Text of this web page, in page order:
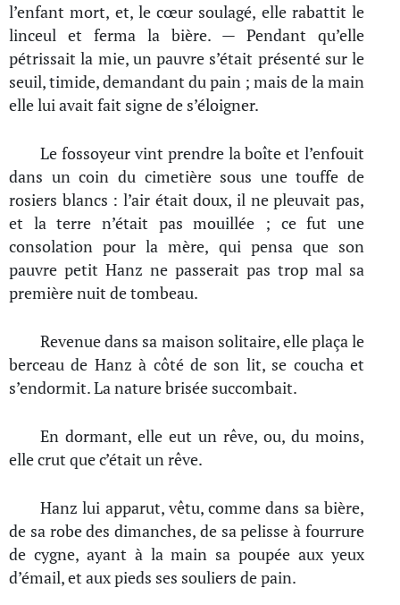
l’enfant mort, et, le cœur soulagé, elle rabattit le
linceul et ferma la bière. — Pendant qu’elle
pétrissait la mie, un pauvre s’était présenté sur le
seuil, timide, demandant du pain ; mais de la main
elle lui avait fait signe de s’éloigner.
Le fossoyeur vint prendre la boîte et l’enfouit
dans un coin du cimetière sous une touffe de
rosiers blancs : l’air était doux, il ne pleuvait pas,
et la terre n’était pas mouillée ; ce fut une
consolation pour la mère, qui pensa que son
pauvre petit Hanz ne passerait pas trop mal sa
première nuit de tombeau.
Revenue dans sa maison solitaire, elle plaça le
berceau de Hanz à côté de son lit, se coucha et
s’endormit. La nature brisée succombait.
En dormant, elle eut un rêve, ou, du moins,
elle crut que c’était un rêve.
Hanz lui apparut, vêtu, comme dans sa bière,
de sa robe des dimanches, de sa pelisse à fourrure
de cygne, ayant à la main sa poupée aux yeux
d’émail, et aux pieds ses souliers de pain.